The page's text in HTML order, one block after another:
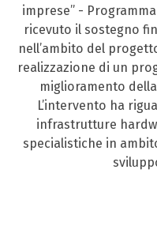
imprese” - Programma
ricevuto il sostegno
nell’ambito del progetto
realizzazione di un
miglioramento
L’intervento ha
infrastrutture
specialistiche in